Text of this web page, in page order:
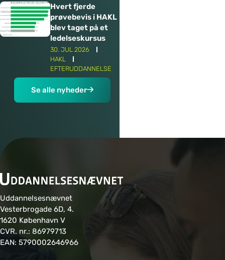
30. JUL 2026
HAKL
EFTERUDDANNELSE
Hvert fjerde
prøvebevis i HAKL
blev taget på et
ledelseskursus
Se alle nyheder
Uddannelsesnævnet
Vesterbrogade 6D, 4.
1620 København V
CVR. nr.: 86979713
EAN: 5790002646966